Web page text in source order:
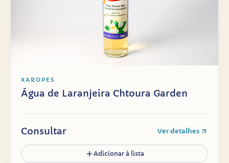
XAROPES
Água de Laranjeira Chtoura Garden
Consultar Ver detalhes
Adicionar à lista